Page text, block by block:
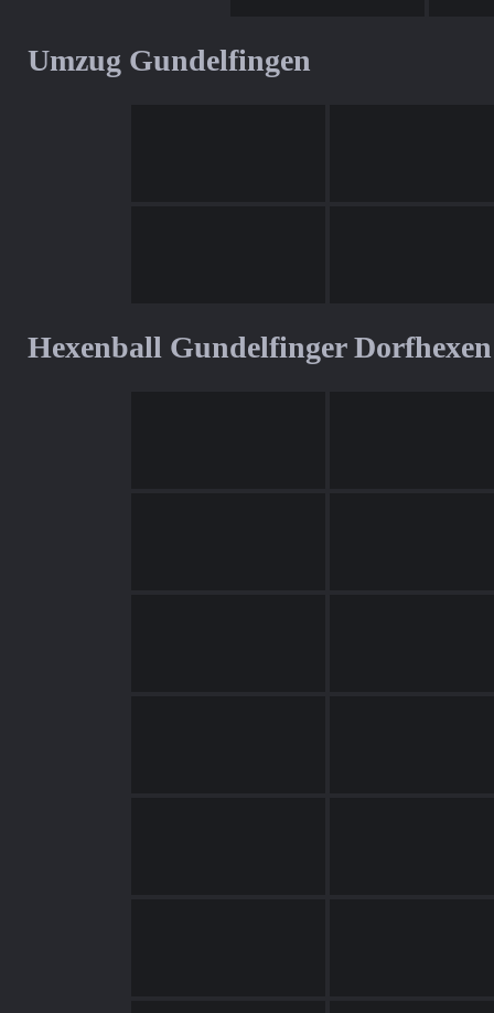
Umzug Gundelfingen
Hexenball Gundelfinger Dorfhexen